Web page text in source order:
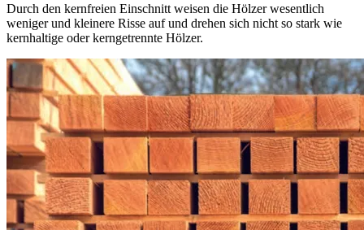
Durch den kernfreien Einschnitt weisen die Hölzer wesentlich
weniger und kleinere Risse auf und drehen sich nicht so stark wie
kernhaltige oder kerngetrennte Hölzer.